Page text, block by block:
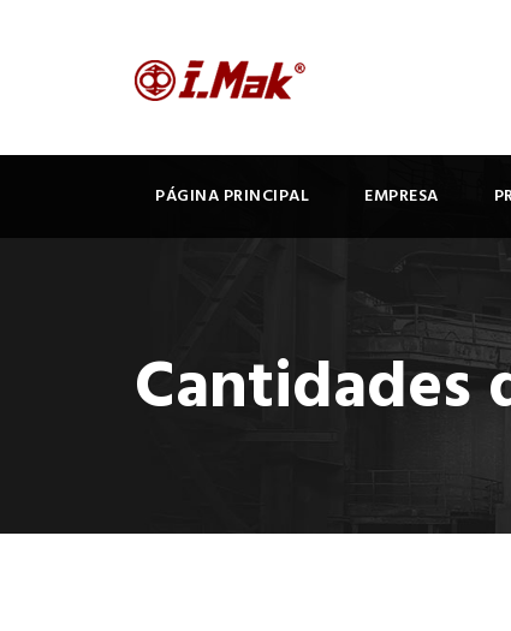
PÁGINA PRINCIPAL EMPRESA
Cantidades